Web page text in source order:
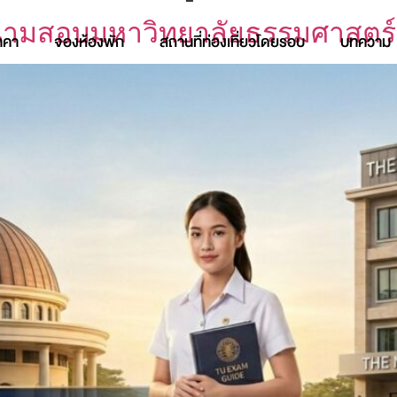
า จองห้องพัก สถานที่ท่องเที่ยวโดยรอบ บทความ
มสอบมหาวิทยาลัยธรรมศาสต